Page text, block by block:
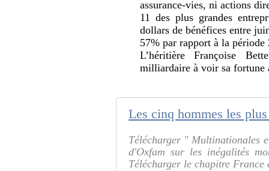
assurance-vies, ni actions
11 des plus grandes
dollars de bénéfices entre
57% par rapport à la période
L’héritière Françoise
milliardaire à voir sa fortune
Télécharger " Multinationales
d'Oxfam sur les inégalités
Télécharger le chapitre France